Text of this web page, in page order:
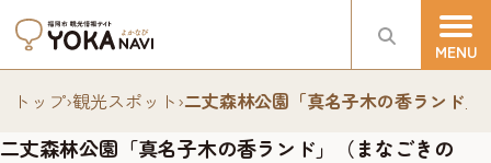
トップ›観光スポット›二丈森林公園「真名子木の香ランド
二丈森林公園「真名子木の香ランド」（まなごきの